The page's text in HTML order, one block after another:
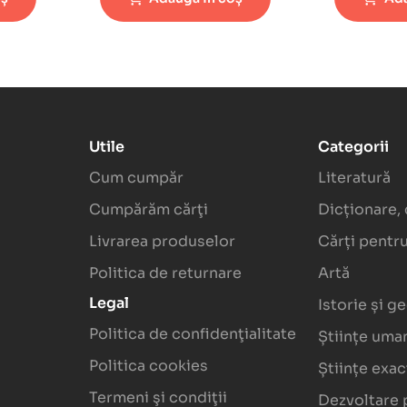
Utile
Cum cumpăr
Cumpărăm cărţi
Livrarea produselor
Politica de returnare
Legal
Politica de confidenţialitate
Politica cookies
Termeni şi condiţii
Categorii
Literatură
Dicționare,
Cărți
Artă
Istorie și
Științe
Științe
Dezvoltare